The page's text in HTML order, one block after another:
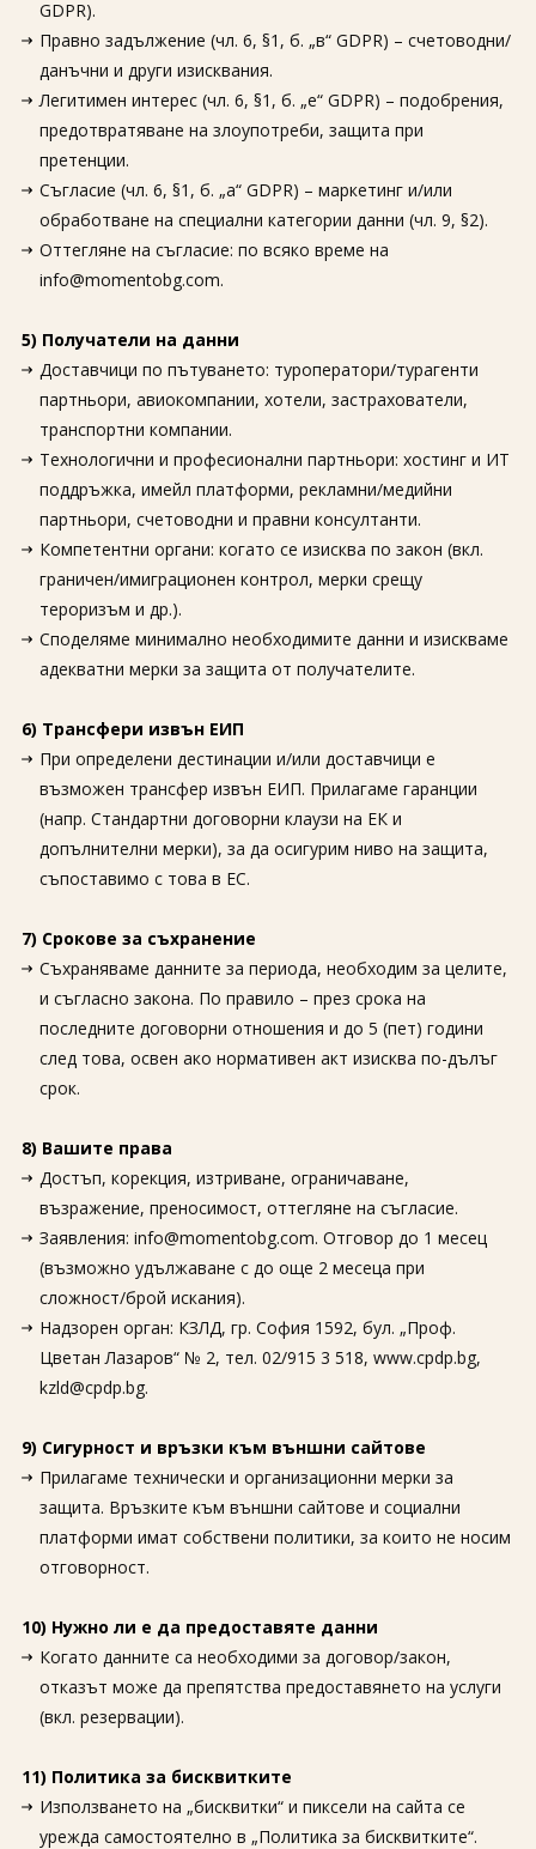
GDPR).
Правно задължение (чл. 6, §1, б. „в“ GDPR) – счетоводни/
данъчни и други изисквания.
Легитимен интерес (чл. 6, §1, б. „е“ GDPR) – подобрения,
предотвратяване на злоупотреби, защита при
претенции.
Съгласие (чл. 6, §1, б. „а“ GDPR) – маркетинг и/или
обработване на специални категории данни (чл. 9, §2).
Оттегляне на съгласие: по всяко време на
info@momentobg.com.
5) Получатели на данни
Доставчици по пътуването: туроператори/турагенти
партньори, авиокомпании, хотели, застрахователи,
транспортни компании.
Технологични и професионални партньори: хостинг и ИТ
поддръжка, имейл платформи, рекламни/медийни
партньори, счетоводни и правни консултанти.
Компетентни органи: когато се изисква по закон (вкл.
граничен/имиграционен контрол, мерки срещу
тероризъм и др.).
Споделяме минимално необходимите данни и изискваме
адекватни мерки за защита от получателите.
6) Трансфери извън ЕИП
При определени дестинации и/или доставчици е
възможен трансфер извън ЕИП. Прилагаме гаранции
(напр. Стандартни договорни клаузи на ЕК и
допълнителни мерки), за да осигурим ниво на защита,
съпоставимо с това в ЕС.
7) Срокове за съхранение
Съхраняваме данните за периода, необходим за целите,
и съгласно закона. По правило – през срока на
последните договорни отношения и до 5 (пет) години
след това, освен ако нормативен акт изисква по-дълъг
срок.
8) Вашите права
Достъп, корекция, изтриване, ограничаване,
възражение, преносимост, оттегляне на съгласие.
Заявления: info@momentobg.com. Отговор до 1 месец
(възможно удължаване с до още 2 месеца при
сложност/брой искания).
Надзорен орган: КЗЛД, гр. София 1592, бул. „Проф.
Цветан Лазаров“ № 2, тел. 02/915 3 518, www.cpdp.bg,
kzld@cpdp.bg.
9) Сигурност и връзки към външни сайтове
Прилагаме технически и организационни мерки за
защита. Връзките към външни сайтове и социални
платформи имат собствени политики, за които не носим
отговорност.
10) Нужно ли е да предоставяте данни
Когато данните са необходими за договор/закон,
отказът може да препятства предоставянето на услуги
(вкл. резервации).
11) Политика за бисквитките
Използването на „бисквитки“ и пиксели на сайта се
урежда самостоятелно в „Политика за бисквитките“.